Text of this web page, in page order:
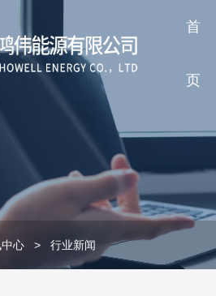
首
页
心 > 行业新闻